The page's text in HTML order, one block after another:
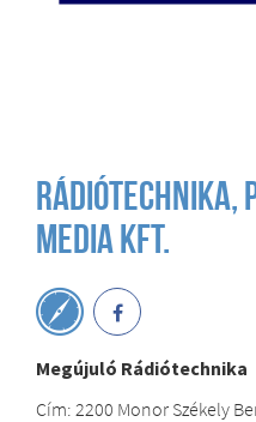
Rádiótechnika,
Media Kft.
Megújuló Rádiótechnika
Cím: 2200 Monor Székely